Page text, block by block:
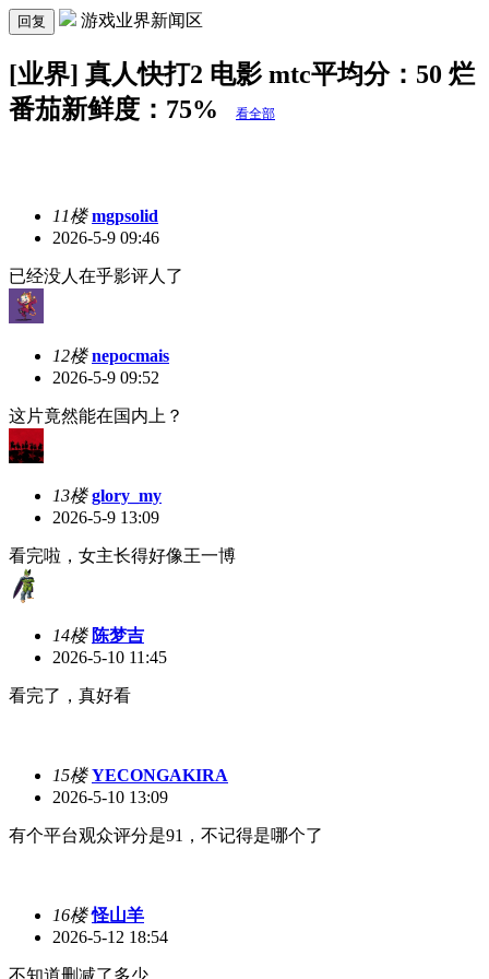
回复 游戏业界新闻区
[业界] 真人快打2 电影 mtc平均分：50 烂
番茄新鲜度：75%
看全部
11楼 mgpsolid
2026-5-9 09:46
已经没人在乎影评人了
12楼 nepocmais
2026-5-9 09:52
这片竟然能在国内上？
13楼 glory_my
2026-5-9 13:09
看完啦，女主长得好像王一博
14楼 陈梦吉
2026-5-10 11:45
看完了，真好看
15楼 YECONGAKIRA
2026-5-10 13:09
有个平台观众评分是91，不记得是哪个了
16楼 怪山羊
2026-5-12 18:54
不知道删减了多少